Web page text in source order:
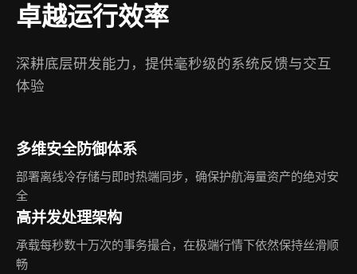
卓越运行效率
深耕底层研发能力，提供毫秒级的系统反馈与交互
体验
多维安全防御体系
部署离线冷存储与即时热端同步，确保护航海量资产的绝对安
全
高并发处理架构
承载每秒数十万次的事务撮合，在极端行情下依然保持丝滑顺
畅